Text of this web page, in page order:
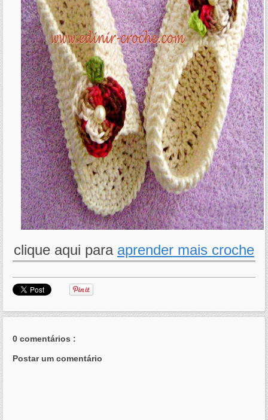
clique aqui para aprender mais croche
0 comentários :
Postar um comentário